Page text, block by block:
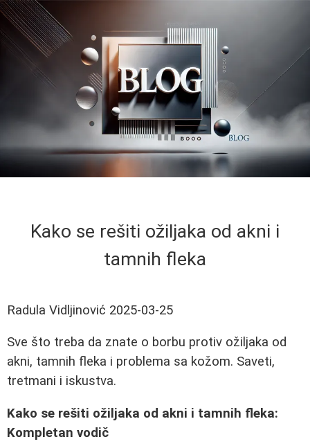
Kako se rešiti ožiljaka od akni i
tamnih fleka
Radula Vidljinović 2025-03-25
Sve što treba da znate o borbu protiv ožiljaka od
akni, tamnih fleka i problema sa kožom. Saveti,
tretmani i iskustva.
Kako se rešiti ožiljaka od akni i tamnih fleka:
Kompletan vodič